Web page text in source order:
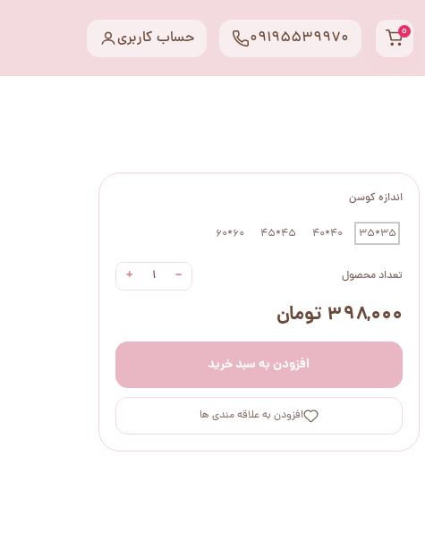
۰ حساب کاربری 09195539970
اندازه کوسن
35*35
40*40
45*45
60*60
تعداد محصول −
+
۳۹۸,۰۰۰ تومان
افزودن به سبد خرید
افزودن به علاقه مندی ها